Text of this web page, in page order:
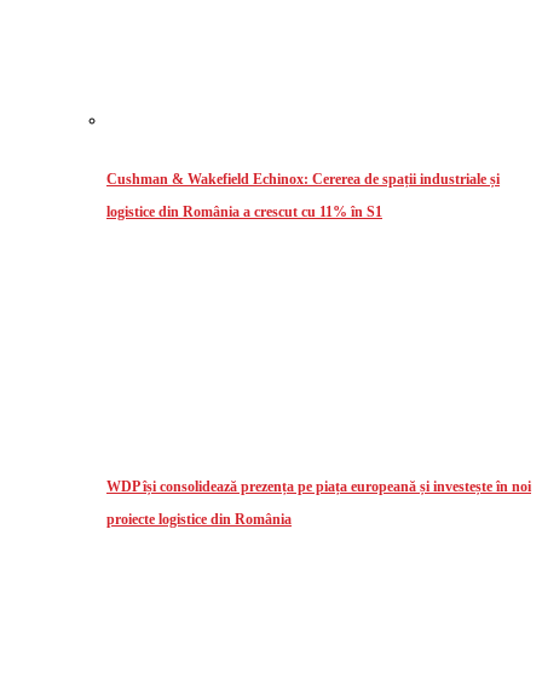
Cushman & Wakefield Echinox: Cererea de spații industriale și
logistice din România a crescut cu 11% în S1
WDP își consolidează prezența pe piața europeană și investește în noi
proiecte logistice din România